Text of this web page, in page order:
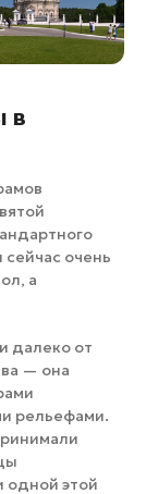
в
сейчас очень
а
далеко от
— она
рельефами.
одной этой